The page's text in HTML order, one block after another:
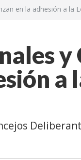
en la adhesión a la
y
a